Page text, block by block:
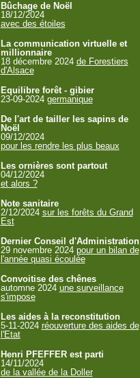
Bûchage de Noël
18/12/2024
avec des étoiles
La communication virtuelle et
millionnaire
18 décembre 2024 de Forestiers
d'Alsace
Equilibre forêt - gibier
23-09-2024 germanique
De l'art de tailler les sapins de
Noël
09/12/2024
pour les rendre les plus beaux
Les ornières sont partout
04/12/2024
et alors ?
Note sanitaire
2/12/2024 sur les forêts du Grand
Est
Dernier Conseil d'Administration
29 novembre 2024 pour un bilan de
l'année quasi écoulée
Convoitise des chênes
automne 2024 une surveillance
s'impose
Les aides à la reconstitution
5-11-2024 réouverture des aides de
l'Etat
Henri PFEFFER est parti
14/11/2024
de la vallée de la Doller